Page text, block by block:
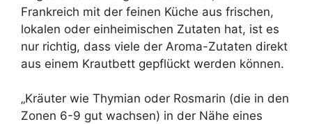
Frankreich mit der feinen Küche aus frischen,
lokalen oder einheimischen Zutaten hat, ist es
nur richtig, dass viele der Aroma-Zutaten direkt
aus einem Krautbett gepflückt werden können.
„Kräuter wie Thymian oder Rosmarin (die in den
Zonen 6-9 gut wachsen) in der Nähe eines